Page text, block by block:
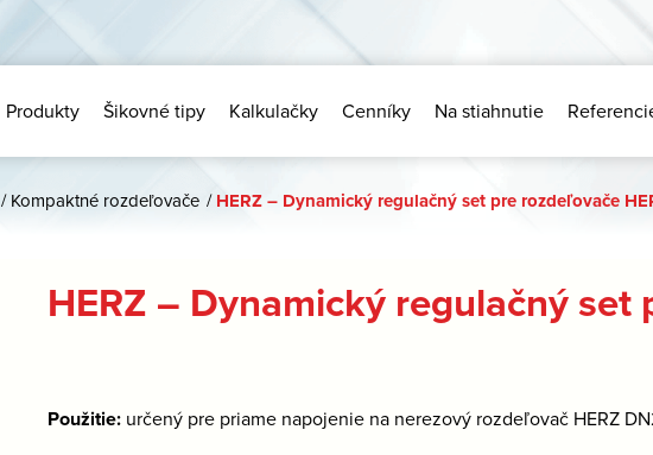
Produkty Šikovné tipy Kalkulačky Cenníky Na stiahnutie
/ Kompaktné rozdeľovače / HERZ – Dynamický regulačný set pre rozdeľovače
HERZ – Dynamický regulačný set
Použitie: určený pre priame napojenie na nerezový rozdeľovač HERZ